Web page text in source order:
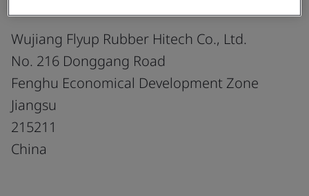
Wujiang Flyup Rubber Hitech Co., Ltd.
No. 216 Donggang Road
Fenghu Economical Development Zone
Jiangsu
215211
China